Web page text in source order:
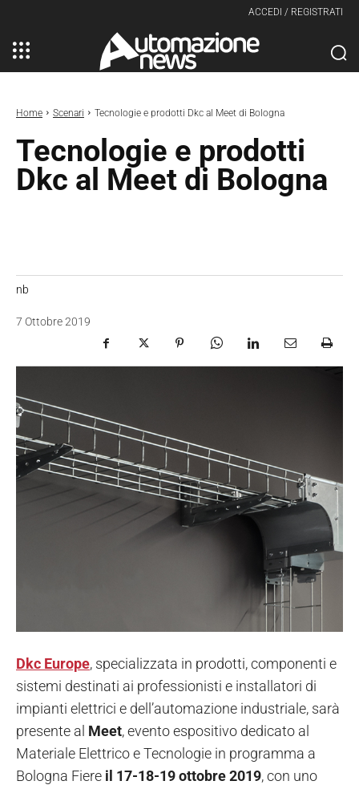
ACCEDI / REGISTRATI
Home Scenari Tecnologie e prodotti Dkc al Meet di Bologna
Tecnologie e prodotti
Dkc al Meet di Bologna
nb
7 Ottobre 2019
Dkc Europe, specializzata in prodotti, componenti e
sistemi destinati ai professionisti e installatori di
impianti elettrici e dell’automazione industriale, sarà
presente al Meet, evento espositivo dedicato al
Materiale Elettrico e Tecnologie in programma a
Bologna Fiere il 17-18-19 ottobre 2019, con uno